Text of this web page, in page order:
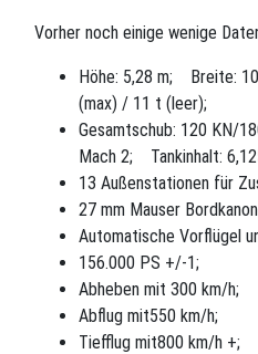
Vorher noch einige wenige
Höhe: 5,28 m; Breite:
(max) / 11 t (leer);
Gesamtschub: 120 KN/
Mach 2; Tankinhalt:
13 Außenstationen für
27 mm Mauser
Automatische Vorflügel
156.000 PS +/-1;
Abheben mit 300 km/h;
Abflug mit550 km/h;
Tiefflug mit800 km/h +;